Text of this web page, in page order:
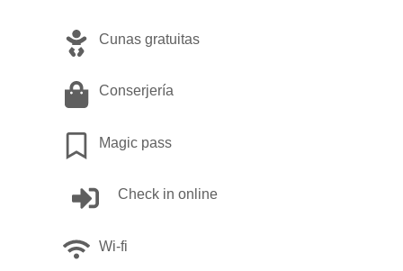
Cunas gratuitas
Conserjería
Magic pass
Check in online
Wi-fi